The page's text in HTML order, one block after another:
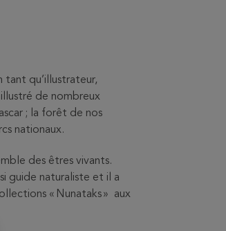
tant qu’illustrateur,
de nombreux
; la forêt de nos
nationaux.
des êtres vivants.
guide naturaliste et il a
« Nunataks » aux